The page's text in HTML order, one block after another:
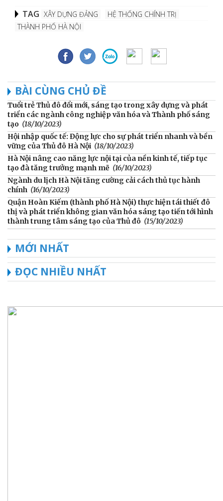
TAG XÂY DỰNG ĐẢNG
HỆ THỐNG CHÍNH TRỊ
THÀNH PHỐ HÀ NỘI
BÀI CÙNG CHỦ ĐỀ
Tuổi trẻ Thủ đô đổi mới, sáng tạo trong xây dựng và phát
triển các ngành công nghiệp văn hóa và Thành phố sáng
tạo (18/10/2023)
Hội nhập quốc tế: Động lực cho sự phát triển nhanh và bền
vững của Thủ đô Hà Nội (18/10/2023)
Hà Nội nâng cao năng lực nội tại của nền kinh tế, tiếp tục
tạo đà tăng trưởng mạnh mẽ (16/10/2023)
Ngành du lịch Hà Nội tăng cường cải cách thủ tục hành
chính (16/10/2023)
Quận Hoàn Kiếm (thành phố Hà Nội) thực hiện tái thiết đô
thị và phát triển không gian văn hóa sáng tạo tiến tới hình
thành trung tâm sáng tạo của Thủ đô (15/10/2023)
MỚI NHẤT
ĐỌC NHIỀU NHẤT